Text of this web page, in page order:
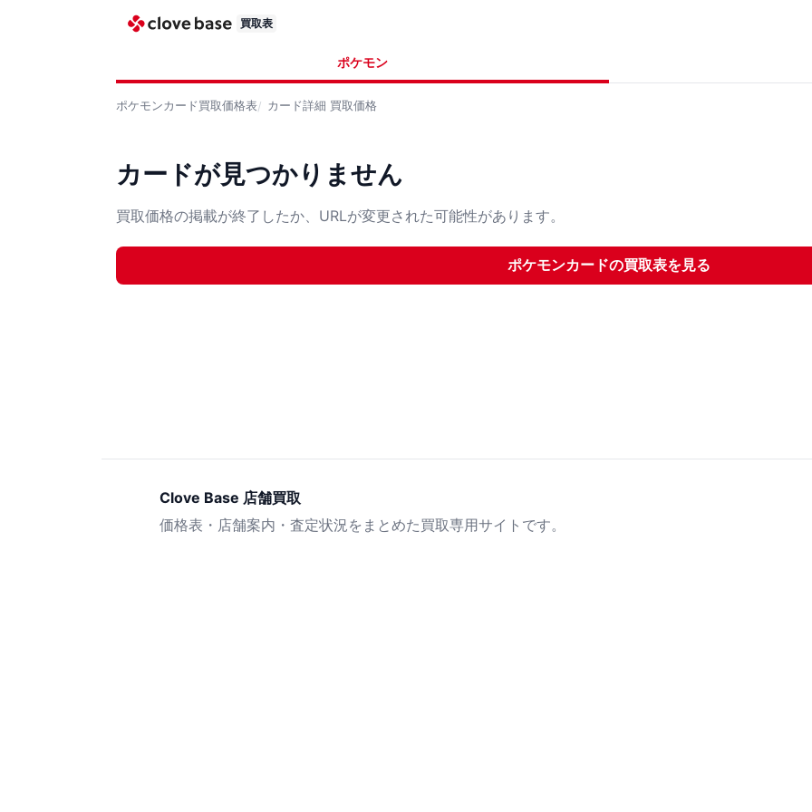
買取表
ポケモン
ポケモンカード買取価格表 カード詳細 買取価格
カードが見つかりません
買取価格の掲載が終了したか、URLが変更された可能性があります。
ポケモンカードの買取表を見る
Clove Base 店舗買取
価格表・店舗案内・査定状況をまとめた買取専用サイトです。